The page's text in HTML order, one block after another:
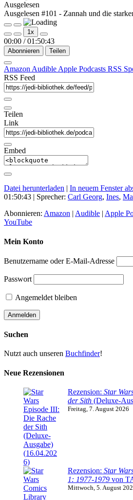
Ausgelesen
Ausgelesen #101 - Zannah und die
Play
Episode
Pause
Episode
1x
00:00 / 01:50:43
Abonnieren Teilen
Amazon Audible Apple Podcasts RSS
RSS Feed
Teilen
Link
Embed
Datei herunterladen | In neuem Fenster
01:50:43 | Sprecher: Carl Georg, Ines,
Abonnieren: Amazon | Audible | Apple
YouTube
Mein Konto
Benutzername oder E-Mail-Adresse
Passwort
Angemeldet bleiben
Suchen
Nutzt auch unseren Buchfinder!
Neue Rezensionen
Rezension: Star
der Sith (Deluxe-
Freitag, 7. August 2026
Rezension: Star
1: 1977-1979 von
Mittwoch, 5. August